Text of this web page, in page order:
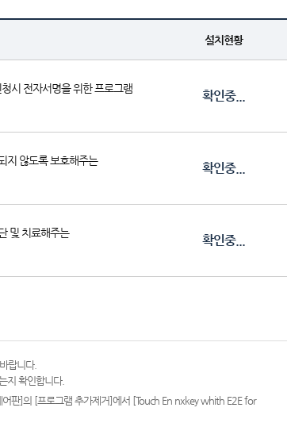
설치현황
시 전자서명을 위한 프로그램
확인중...
지 않도록 보호해주는
확인중...
및 치료해주는
확인중...
랍니다.
지 확인합니다.
판]의 [프로그램 추가제거]에서 [Touch En nxkey whith E2E for